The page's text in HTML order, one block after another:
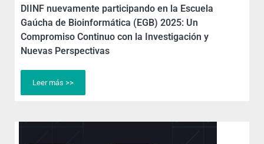
DIINF nuevamente participando en la Escuela
Gaúcha de Bioinformática (EGB) 2025: Un
Compromiso Continuo con la Investigación y
Nuevas Perspectivas
Leer más >>